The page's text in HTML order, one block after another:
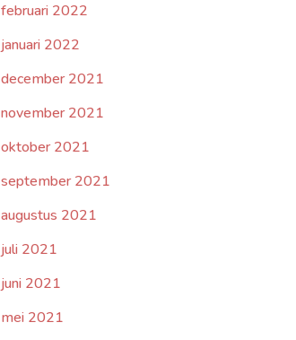
februari 2022
januari 2022
december 2021
november 2021
oktober 2021
september 2021
augustus 2021
juli 2021
juni 2021
mei 2021